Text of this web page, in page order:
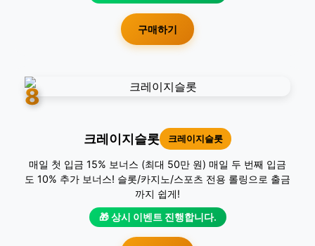
구매하기
8
크레이지슬롯 크레이지슬롯
매일 첫 입금 15% 보너스 (최대 50만 원) 매일 두 번째 입금
도 10% 추가 보너스! 슬롯/카지노/스포츠 전용 롤링으로 출금
까지 쉽게!
🎁 상시 이벤트 진행합니다.